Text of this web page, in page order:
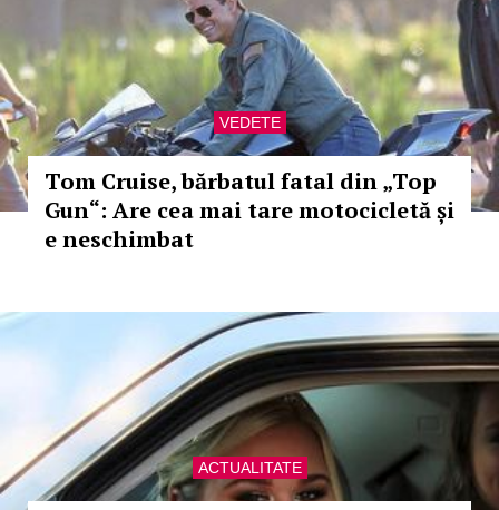
VEDETE
Tom Cruise, bărbatul fatal din „Top
Gun“: Are cea mai tare motocicletă și
e neschimbat
ACTUALITATE